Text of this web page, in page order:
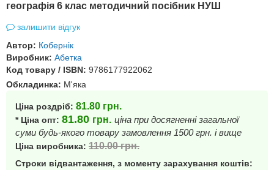
географія 6 клас методичний посібник НУШ
залишити відгук
Автор: Кобернік
Виробник: Абетка
Код товару / ISBN: 9786177922062
Обкладинка: М'яка
Ціна роздріб: 81.80 грн.
* Ціна опт: 81.80 грн. ціна при досягненні загальної
суми будь-якого товару замовлення 1500 грн. і вище
Ціна виробника: 110.00грн.
Строки відвантаження, з моменту зарахування коштів: